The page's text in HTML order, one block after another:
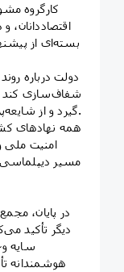
اقتصاددانان،
بسته‌ای از
شفاف‌سازی کند
گیرد و از شایعه‌پراکنی‌های رسانه‌های معاند جلوگیری شود.
امنیت ملی
مسیر دیپلماسی
دیگر تأکید
سایه
هوشمندانه